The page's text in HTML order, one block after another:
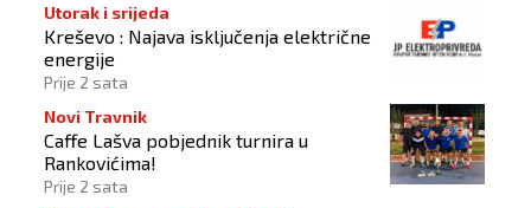
Utorak i srijeda
Kreševo : Najava isključenja električne
energije
Prije 2 sata
Novi Travnik
Caffe Lašva pobjednik turnira u
Rankovićima!
Prije 2 sata